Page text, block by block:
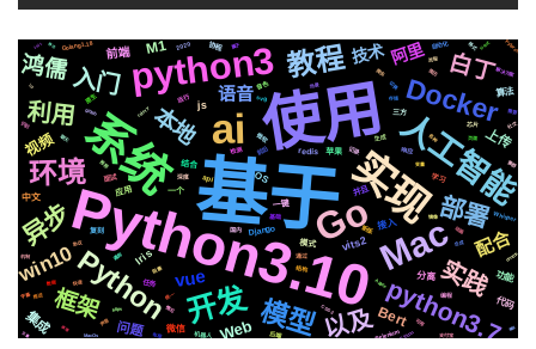
基于
使用
Python3.10
系统 ai
实现
Go
python3
Mac
人工智能
开发
Python
环境
教程
Docker
模型
部署
python3.7
异步
入门
以及
利用
实践
框架
本地
白丁
鸿儒
win10 配合
语音
vue
技术阿里
Web
视频
Bert
M1
上传
问题
集成
前端
js
Iris
vits2
OS
接入
分离
中文
微信
算法
功能
代码
Django
一键
redis
结合
苹果
模式
一个 并且
应用
面试 api
三方
复刻
学习
任务
协程
原生
芯片
前后
检测
基础
2020
微软
国内
后端
机器人
Whisper
深度
记录
编程
Selenium
通过
新版
svg
Golang1.18
生成
结构
运行
自动化
音色
响应
变量
推荐
celery
场景
阻塞
镜像
Apple
各种
存储
Silicon
遇到
统一
CSS3
github
切换
动画
爬虫
属于
情况
协议
io
聊天
合成
页面
https
Pytorch
MacOs 支付宝
简历
快速
布局
识别
集群
流程
可用
声音
机制
社交
数据
centos
推送
需要
解决方案
格式
字幕
原理 模拟
静态
2021 分布式
矢量